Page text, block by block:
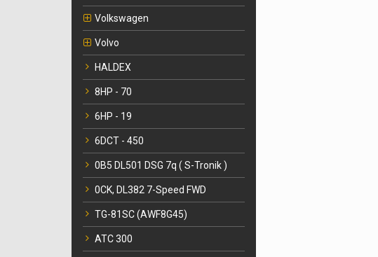
Volkswagen
Volvo
HALDEX
8HP - 70
6HP - 19
6DCT - 450
0B5 DL501 DSG 7q ( S-Tronik )
0CK, DL382 7-Speed FWD
TG-81SC (AWF8G45)
ATC 300